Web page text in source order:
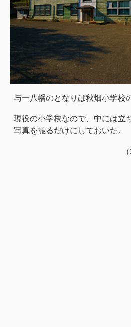
与一八幡のとなりは秋畑小学校
現役の小学校なので、中には立
写真を撮るだけにしておいた。